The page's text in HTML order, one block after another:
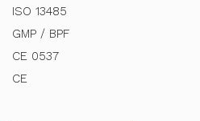
ISO 13485
GMP / BPF
CE 0537
CE